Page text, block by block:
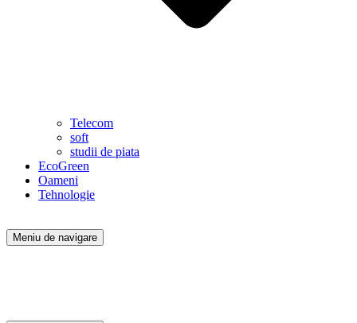
Telecom
soft
studii de piata
EcoGreen
Oameni
Tehnologie
Meniu de navigare